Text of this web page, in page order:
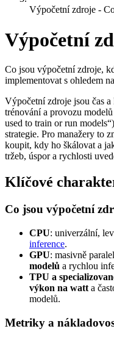
Výpočetní zdroje -
Výpočetní
Co jsou výpočetní zdroje,
implementovat s ohledem
Výpočetní zdroje jsou čas
trénování a provozu
used to train or run
strategie. Pro manažery to
koupit, kdy ho škálovat a
tržeb, úspor a rychlosti
Klíčové
Co jsou výpočetní
CPU: univerzální,
inference.
GPU: masivně
modelů a rychlou
TPU a
výkon na watt a
modelů.
Metriky a